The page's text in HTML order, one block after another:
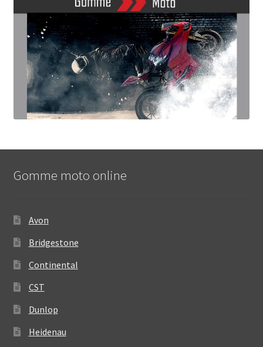
Gomme moto online
Avon
Bridgestone
Continental
CST
Dunlop
Heidenau